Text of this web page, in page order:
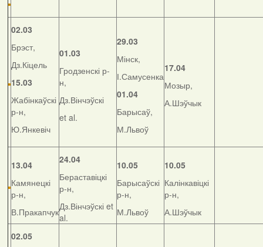
02.03
Брэст,
Дз.Кіцель
15.03
Жабінкаўскі
р-н,
Ю.Янкевіч
01.03
Гродзенскі р-
н,
Дз.Вінчэўскі
et al.
29.03
Мінск,
І.Самусенка
01.04
Барысаў,
М.Львоў
17.04
Мозыр,
А.Шэўчык
13.04
Камянецкі
р-н,
В.Пракапчук
24.04
Бераставіцкі
р-н,
Дз.Вінчэўскі et
al.
10.05
Барысаўскі
р-н,
М.Львоў
10.05
Калінкавіцкі
р-н,
А.Шэўчык
02.05